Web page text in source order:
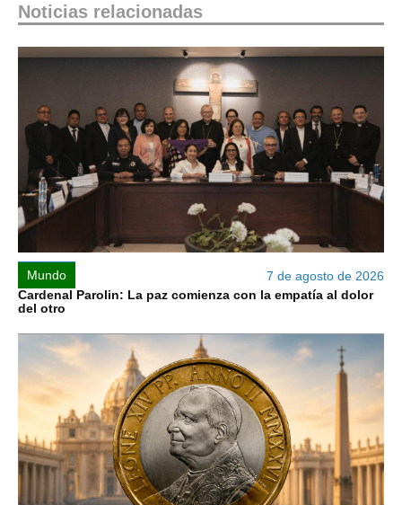
Noticias relacionadas
Mundo
7 de agosto de 2026
Cardenal Parolin: La paz comienza con la empatía al dolor
del otro